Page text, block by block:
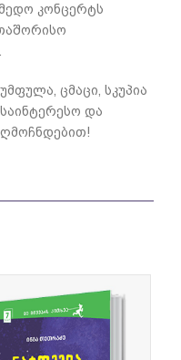
კონცერტს
ცმაცი, სკუპია
და